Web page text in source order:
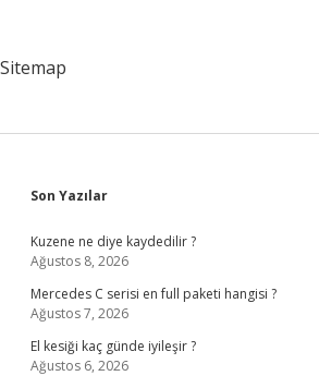
Sitemap
Sidebar
Son Yazılar
Kuzene ne diye kaydedilir ?
Ağustos 8, 2026
Mercedes C serisi en full paketi hangisi ?
Ağustos 7, 2026
El kesiği kaç günde iyileşir ?
Ağustos 6, 2026